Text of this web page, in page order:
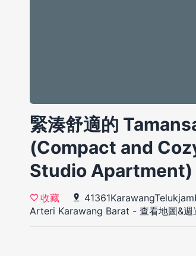
緊湊舒適的
(Compact and
Studio Apartment)
收藏
Arteri Karawang Barat - 查看地圖&週